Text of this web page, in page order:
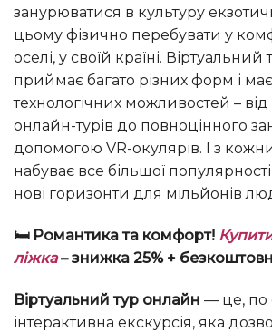
занурюватися в культуру
цьому фізично перебувати у
оселі, у своїй країні.
приймає багато різних форм і
технологічних можливостей –
онлайн-турів до повноцінного
допомогою VR-окулярів. І з
набуває все більшої
нові горизонти для мільйонів
🛏️ Романтика та комфорт!
ліжка– знижка 25% +
Віртуальний тур онлайн — це, по
інтерактивна екскурсія, яка